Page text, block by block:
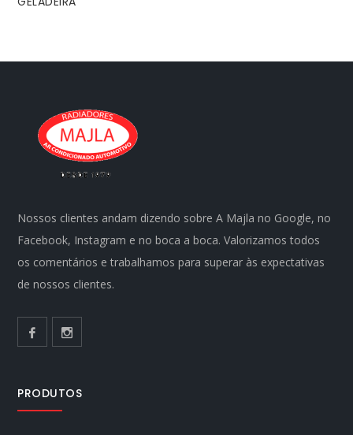
Nossos clientes andam dizendo sobre A Majla no Google, no
Facebook, Instagram e no boca a boca. Valorizamos todos
os comentários e trabalhamos para superar às expectativas
de nossos clientes.
PRODUTOS